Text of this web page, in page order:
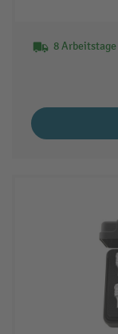
8 Arbeitstage